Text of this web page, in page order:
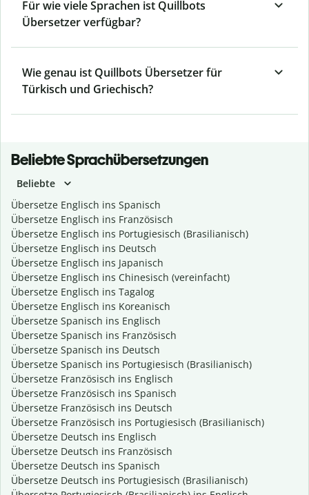
Für wie viele Sprachen ist Quillbots
Übersetzer verfügbar?
Wie genau ist Quillbots Übersetzer für
Türkisch und Griechisch?
Beliebte Sprachübersetzungen
Beliebte
Übersetze Englisch ins Spanisch
Übersetze Englisch ins Französisch
Übersetze Englisch ins Portugiesisch (Brasilianisch)
Übersetze Englisch ins Deutsch
Übersetze Englisch ins Japanisch
Übersetze Englisch ins Chinesisch (vereinfacht)
Übersetze Englisch ins Tagalog
Übersetze Englisch ins Koreanisch
Übersetze Spanisch ins Englisch
Übersetze Spanisch ins Französisch
Übersetze Spanisch ins Deutsch
Übersetze Spanisch ins Portugiesisch (Brasilianisch)
Übersetze Französisch ins Englisch
Übersetze Französisch ins Spanisch
Übersetze Französisch ins Deutsch
Übersetze Französisch ins Portugiesisch (Brasilianisch)
Übersetze Deutsch ins Englisch
Übersetze Deutsch ins Französisch
Übersetze Deutsch ins Spanisch
Übersetze Deutsch ins Portugiesisch (Brasilianisch)